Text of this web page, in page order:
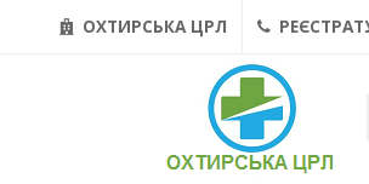
ОХТИРСЬКА ЦРЛ